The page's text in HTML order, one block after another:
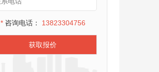
*咨询电话： 13823304756
获取报价